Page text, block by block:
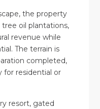
the property
oil plantations,
revenue while
The terrain is
completed,
for residential or
resort, gated